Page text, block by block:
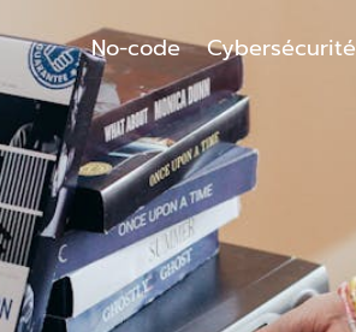
No-code Cybersécurité